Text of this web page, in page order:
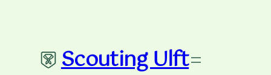
Scouting Ulft